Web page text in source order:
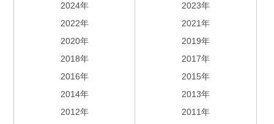
2024年
2023年
2022年
2021年
2020年
2019年
2018年
2017年
2016年
2015年
2014年
2013年
2012年
2011年